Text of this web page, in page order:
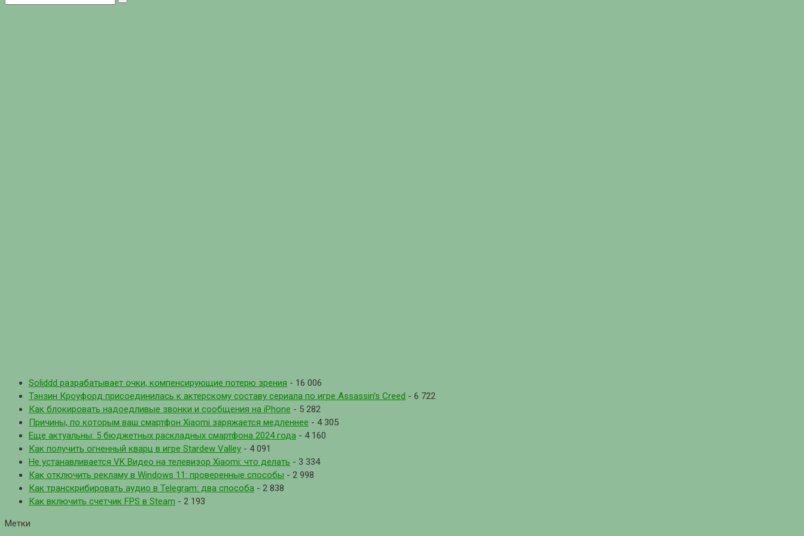
Soliddd разрабатывает очки, компенсирующие потерю зрения - 16 006
Тэнзин Кроуфорд присоединилась к актерскому составу сериала по игре Assassin’s Creed - 6 722
Как блокировать надоедливые звонки и сообщения на iPhone - 5 282
Причины, по которым ваш смартфон Xiaomi заряжается медленнее - 4 305
Еще актуальны: 5 бюджетных раскладных смартфона 2024 года - 4 160
Как получить огненный кварц в игре Stardew Valley - 4 091
Не устанавливается VK Видео на телевизор Xiaomi: что делать - 3 334
Как отключить рекламу в Windows 11: проверенные способы - 2 998
Как транскрибировать аудио в Telegram: два способа - 2 838
Как включить счетчик FPS в Steam - 2 193
Метки